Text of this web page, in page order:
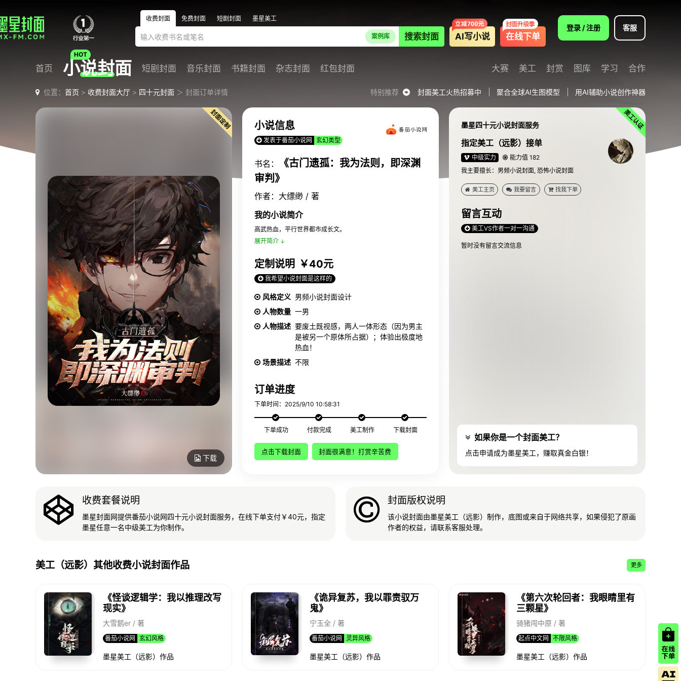
收费封面 免费封面 短剧封面 墨星美工
案例库 搜索封面 AI写小说 在线下单
登录 / 注册 客服
首页 小说封面 短剧封面 音乐封面 书籍封面 杂志封面 红包封面 大赛 美工 封赏 图库 学习 合作
位置： 首页 > 收费封面大厅 > 四十元封面 ＞ 封面订单详情 特别推荐 封面美工火热招募中 聚合全球AI生图模型 用AI辅助小说创作神器
下载
小说信息
发表于番茄小说网 玄幻类型
书名：
《古门遗孤：我为法则，即深渊
审判》
作者：大缥缈 / 著
我的小说简介
高武热血，平行世界都市成长文。
展开简介
定制说明 ￥40元
我希望小说封面是这样的
风格定义 男频小说封面设计
人物数量 一男
人物描述 要废土既视感，两人一体形态（因为男主
是被另一个原体所占据）；体验出极度地
热血！
场景描述 不限
订单进度
下单时间：2025/9/10 10:58:31
下单成功 付款完成 美工制作 下载封面
点击下载封面 封面很满意！打赏辛苦费
墨星四十元小说封面服务
指定美工（远影）接单
中级实力
能力值 182
我主要擅长：男频小说封面, 恐怖小说封面
美工主页 我要留言 找我下单
留言互动
美工VS作者一对一沟通
暂时没有留言交流信息
如果你是一个封面美工？
点击申请成为墨星美工，赚取真金白银！
收费套餐说明
墨星封面网提供番茄小说网四十元小说封面服务，在线下单支付￥40元，指定
墨星任意一名中级美工为你制作。
封面版权说明
该小说封面由墨星美工（远影）制作，底图或来自于网络共享，如果侵犯了原画
作者的权益，请联系客服处理。
美工（远影）其他收费小说封面作品 更多
《怪谈逻辑学：我以推理改写
现实》
大雪鹅er / 著
番茄小说网 玄幻风格
墨星美工（远影）作品
《诡异复苏，我以罪责驭万
鬼》
宁玉全 / 著
番茄小说网 灵异风格
墨星美工（远影）作品
《第六次轮回者：我眼睛里有
三颗星》
骑猪闯中原 / 著
起点中文网 不限风格
墨星美工（远影）作品